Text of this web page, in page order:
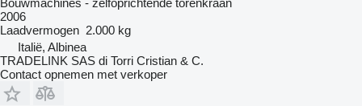
Bouwmachines - zelfoprichtende torenkraan
2006
Laadvermogen 2.000 kg
Italië, Albinea
TRADELINK SAS di Torri Cristian & C.
Contact opnemen met verkoper